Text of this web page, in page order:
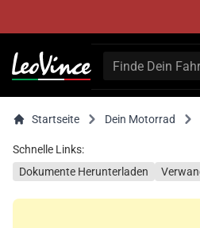
Startseite Dein Motorrad
Schnelle Links:
Dokumente Herunterladen